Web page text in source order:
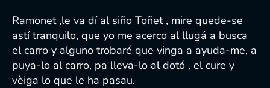
Ramonet ,le va dí al siño Toñet , mire quede-se
astí tranquilo, que yo me acerco al llugá a busca
el carro y alguno trobaré que vinga a ayuda-me, a
puya-lo al carro, pa lleva-lo al dotó , el cure y
vèiga lo que le ha pasau.